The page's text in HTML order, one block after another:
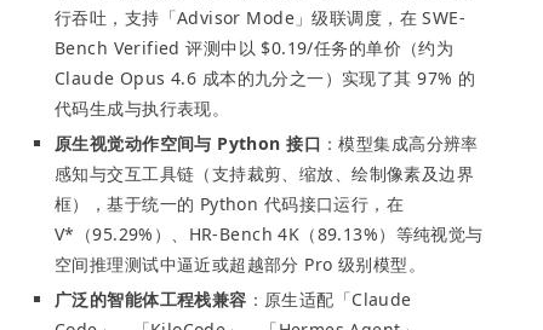
行吞吐，支持「Advisor Mode」级联调度，在 SWE-
Bench Verified 评测中以 $0.19/任务的单价（约为
Claude Opus 4.6 成本的九分之一）实现了其 97% 的
代码生成与执行表现。
原生视觉动作空间与 Python 接口 ：模型集成高分辨率
感知与交互工具链（支持裁剪、缩放、绘制像素及边界
框），基于统一的 Python 代码接口运行，在
V*（95.29%）、HR-Bench 4K（89.13%）等纯视觉与
空间推理测试中逼近或超越部分 Pro 级别模型。
广泛的智能体工程栈兼容 ：原生适配「Claude